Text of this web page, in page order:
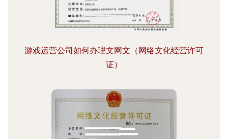
游戏运营公司如何办理文网文（网络文化经营许可
证）